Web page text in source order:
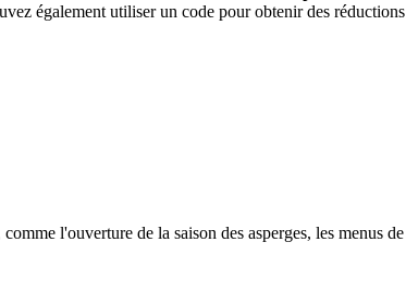
également utiliser un code pour obtenir des
comme l'ouverture de la saison des asperges, les menus